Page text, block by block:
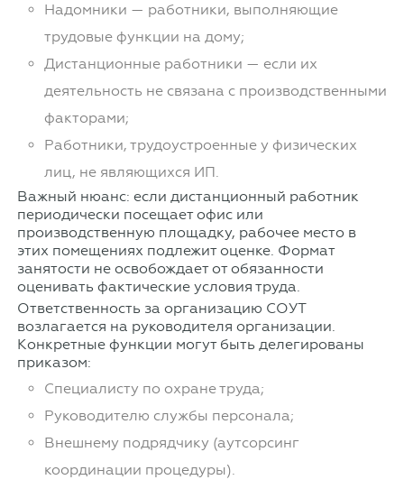
Надомники — работники, выполняющие
трудовые функции на дому;
Дистанционные работники — если их
деятельность не связана с производственными
факторами;
Работники, трудоустроенные у физических
лиц, не являющихся ИП.
Важный нюанс: если дистанционный работник
периодически посещает офис или
производственную площадку, рабочее место в
этих помещениях подлежит оценке. Формат
занятости не освобождает от обязанности
оценивать фактические условия труда.
Ответственность за организацию СОУТ
возлагается на руководителя организации.
Конкретные функции могут быть делегированы
приказом:
Специалисту по охране труда;
Руководителю службы персонала;
Внешнему подрядчику (аутсорсинг
координации процедуры).